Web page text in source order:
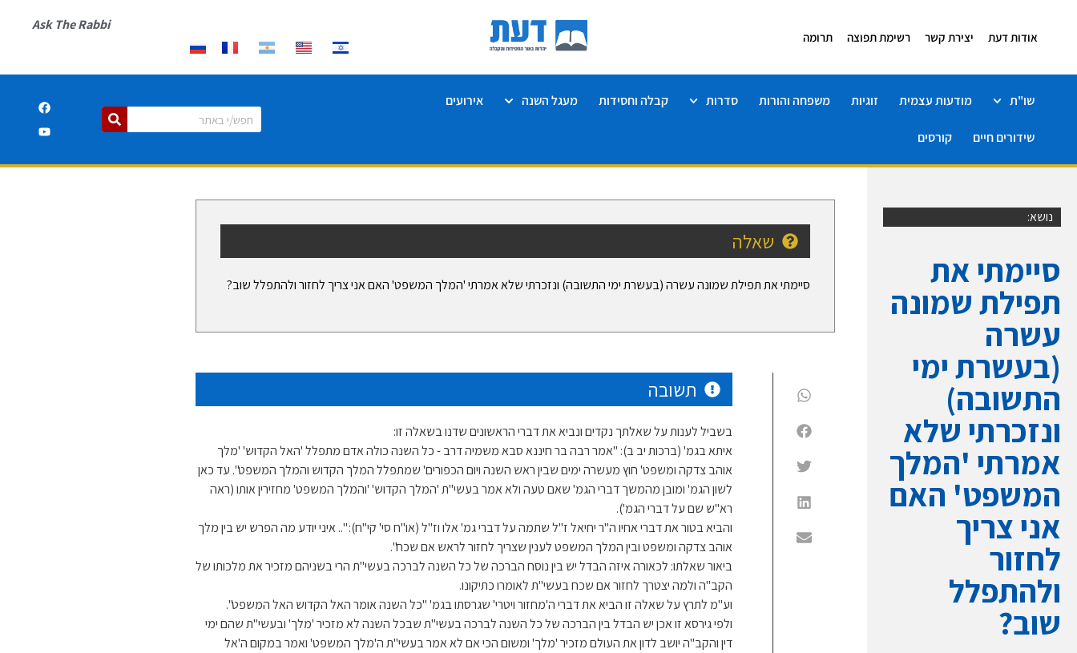
אודות דעת יצירת קשר רשימת תפוצה תרומה
Ask The Rabbi
שו"ת מודעות עצמית זוגיות משפחה והורות סדרות קבלה וחסידות מעגל השנה אירועים
שידורים חיים קורסים
נושא:
סיימתי את
תפילת שמונה
עשרה
(בעשרת ימי
התשובה)
ונזכרתי שלא
אמרתי 'המלך
המשפט' האם
אני צריך
לחזור
ולהתפלל
שוב?
שאלה
סיימתי את תפילת שמונה עשרה (בעשרת ימי התשובה) ונזכרתי שלא אמרתי 'המלך המשפט' האם אני צריך לחזור ולהתפלל שוב?
תשובה
בשביל לענות על שאלתך נקדים ונביא את דברי הראשונים שדנו בשאלה זו:
איתא בגמ' (ברכות יב ב): "אמר רבה בר חיננא סבא משמיה דרב - כל השנה כולה אדם מתפלל 'האל הקדוש' 'מלך
אוהב צדקה ומשפט' חוץ מעשרה ימים שבין ראש השנה ויום הכפורים' שמתפלל המלך הקדוש והמלך המשפט". עד כאן
לשון הגמ' ומובן מהמשך דברי הגמ' שאם טעה ולא אמר בעשי"ת 'המלך הקדוש' 'והמלך המשפט' מחזירין אותו (ראה
רא"ש שם על דברי הגמ').
והביא בטור את דברי אחיו ה"ר יחיאל ז"ל שתמה על דברי גמ' אלו וז"ל (או"ח סי' קי"ח): ".. איני יודע מה הפרש יש בין מלך
אוהב צדקה ומשפט ובין המלך המשפט לענין שצריך לחזור לראש אם שכח".
ביאור שאלתו: לכאורה איזה הבדל יש בין נוסח הברכה של כל השנה לברכה בעשי"ת הרי בשניהם מזכיר את מלכותו של
הקב"ה ולמה יצטרך לחזור אם שכח בעשי"ת לאומרו כתיקונו.
וע"מ לתרץ על שאלה זו הביא את דברי ה'מחזור ויטרי' שגרסתו בגמ' "כל השנה אומר האל הקדוש האל המשפט".
ולפי גירסא זו אכן יש הבדל בין הברכה של כל השנה לברכה בעשי"ת שבכל השנה לא מזכיר 'מלך' ובעשי"ת שהם ימי
דין והקב"ה יושב לדון את העולם מזכיר 'מלך' ומשום הכי אם לא אמר בעשי"ת ה'מלך המשפט' ואמר במקום ה'אל